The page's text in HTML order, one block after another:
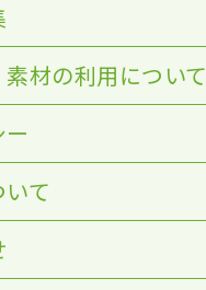
材の利用について
て